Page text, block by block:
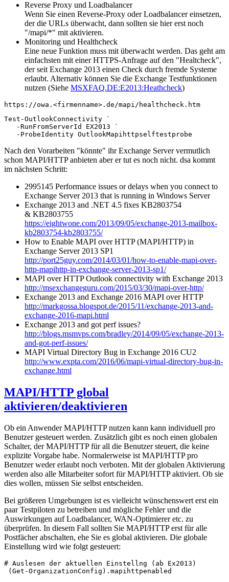
Reverse Proxy und Loadbalancer
Wenn Sie einen Reverse-Proxy oder Loadbalancer einsetzen,
der die URLs überwacht, dann sollten sie hier erst noch
"/mapi/*" mit aktivieren.
Monitoring und Healthcheck
Eine neue Funktion muss mit überwacht werden. Das geht am
einfachsten mit einer HTTPS-Anfrage auf den "Healtcheck",
der seit Exchange 2013 einen Check durch fremde Systeme
erlaubt. Alternativ können Sie die Exchange Testfunktionen
nutzen (Siehe MSXFAQ.DE:E2013:Heathcheck)
https://owa.<firmenname>.de/mapi/healthcheck.htm
Test-OutlookConnectivity `
   -RunFromServerId EX2013 `
   -ProbeIdentity OutlookMapihttpselftestprobe
Nach den Vorarbeiten "könnte" ihr Exchange Server vermutlich
schon MAPI/HTTP anbieten aber er tut es noch nicht. dsa kommt
im nächsten Schritt:
2995145 Performance issues or delays when you connect to
Exchange Server 2013 that is running in Windows Server
Exchange 2013 and .NET 4.5 fixes KB2803754
& KB2803755
https://eightwone.com/2013/09/05/exchange-2013-mailbox-
kb2803754-kb2803755/
How to Enable MAPI over HTTP (MAPI/HTTP) in
Exchange Server 2013 SP1
http://port25guy.com/2014/03/01/how-to-enable-mapi-over-
http-mapihttp-in-exchange-server-2013-sp1/
MAPI over HTTP Outlook connectivity with Exchange 2013
http://msexchangeguru.com/2015/03/30/mapi-over-http/
Exchange 2013 and Exchange 2016 MAPI over HTTP
http://markgossa.blogspot.de/2015/11/exchange-2013-and-
exchange-2016-mapi.html
Exchange 2013 and got perf issues?
http://blogs.msmvps.com/bradley/2014/09/05/exchange-2013-
and-got-perf-issues/
MAPI Virtual Directory Bug in Exchange 2016 CU2
http://www.expta.com/2016/06/mapi-virtual-directory-bug-in-
exchange.html
MAPI/HTTP global
aktivieren/deaktivieren
Ob ein Anwender MAPI/HTTP nutzen kann kann individuell pro
Benutzer gesteuert werden. Zusätzlich gibt es noch einen globalen
Schalter, der MAPI/HTTP für all die Benutzer steuert, die keine
explizite Vorgabe habe. Normalerweise ist MAPI/HTTP pro
Benutzer weder erlaubt noch verboten. Mit der globalen Aktivierung
werden also alle Mitarbeiter sofort für MAPI/HTTP aktiviert. Ob sie
dies wollen, müssen Sie selbst entscheiden.
Bei größeren Umgebungen ist es vielleicht wünschenswert erst ein
paar Testpiloten zu betreiben und mögliche Fehler und die
Auswirkungen auf Loadbalancer, WAN-Optimierer etc. zu
überprüfen. In diesem Fall sollten Sie MAPI/HTTP erst für alle
Postfächer abschalten, ehe Sie es global aktivieren. Die globale
Einstellung wird wie folgt gesteuert:
# Auslesen der aktuellen Einstellng (ab Ex2013)
(Get-OrganizationConfig).mapihttpenabled